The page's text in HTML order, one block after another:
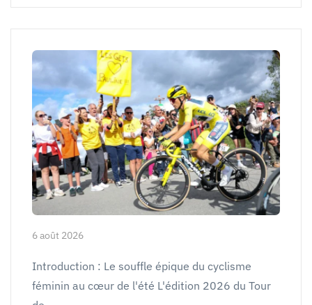
6 août 2026
Introduction : Le souffle épique du cyclisme
féminin au cœur de l'été L'édition 2026 du Tour